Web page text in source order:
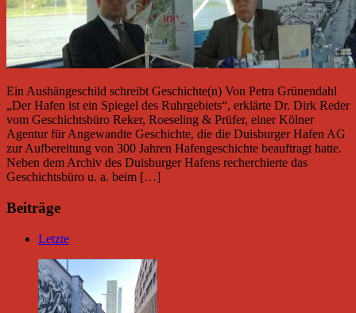
Ein Aushängeschild schreibt Geschichte(n) Von Petra Grünendahl
„Der Hafen ist ein Spiegel des Ruhrgebiets“, erklärte Dr. Dirk Reder
vom Geschichtsbüro Reker, Roeseling & Prüfer, einer Kölner
Agentur für Angewandte Geschichte, die die Duisburger Hafen AG
zur Aufbereitung von 300 Jahren Hafengeschichte beauftragt hatte.
Neben dem Archiv des Duisburger Hafens recherchierte das
Geschichtsbüro u. a. beim […]
Beiträge
Letzte